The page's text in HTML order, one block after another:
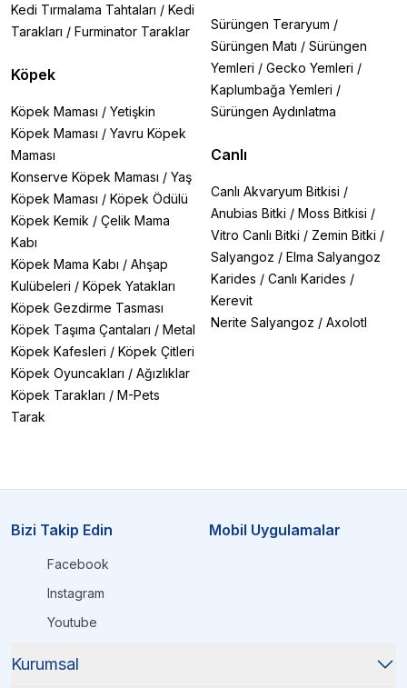
Kedi Tırmalama Tahtaları / Kedi
Tarakları / Furminator Taraklar
Köpek
Köpek Maması / Yetişkin
Köpek Maması / Yavru Köpek
Maması
Konserve Köpek Maması / Yaş
Köpek Maması / Köpek Ödülü
Köpek Kemik / Çelik Mama
Kabı
Köpek Mama Kabı / Ahşap
Kulübeleri / Köpek Yatakları
Köpek Gezdirme Tasması
Köpek Taşıma Çantaları / Metal
Köpek Kafesleri / Köpek Çitleri
Köpek Oyuncakları / Ağızlıklar
Köpek Tarakları / M-Pets
Tarak
Sürüngen Teraryum /
Sürüngen Matı / Sürüngen
Yemleri / Gecko Yemleri /
Kaplumbağa Yemleri /
Sürüngen Aydınlatma
Canlı
Canlı Akvaryum Bitkisi /
Anubias Bitki / Moss Bitkisi /
Vitro Canlı Bitki / Zemin Bitki /
Salyangoz / Elma Salyangoz
Karides / Canlı Karides /
Kerevit
Nerite Salyangoz / Axolotl
Bizi Takip Edin
Facebook
Instagram
Youtube
Mobil Uygulamalar
Kurumsal